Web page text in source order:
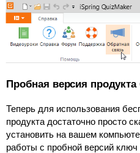
Пробная версия продукта
Теперь для использования
продукта достаточно просто
установить на вашем
работы с пробной версий ключ